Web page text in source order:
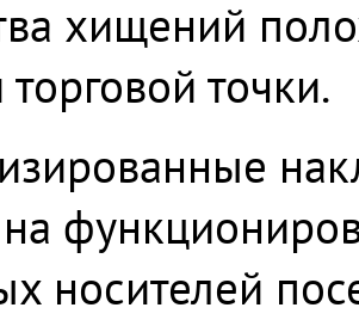
хищений
точки.
носителей